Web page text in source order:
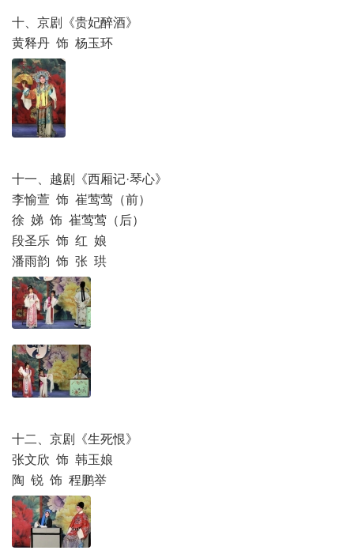
十、京剧《贵妃醉酒》
黄释丹 饰 杨玉环
十一、越剧《西厢记·琴心》
李愉萱 饰 崔莺莺（前）
徐 娣 饰 崔莺莺（后）
段圣乐 饰 红 娘
潘雨韵 饰 张 珙
十二、京剧《生死恨》
张文欣 饰 韩玉娘
陶 锐 饰 程鹏举